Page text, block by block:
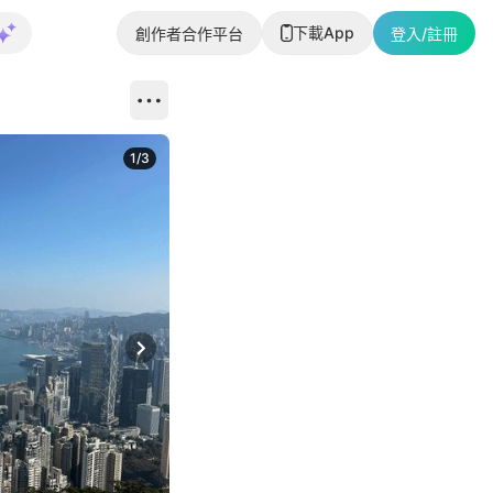
創作者合作平台 下載App 登入/註冊
Next slide
1/3